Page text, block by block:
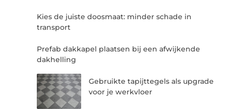
Kies de juiste doosmaat: minder schade in
transport
Prefab dakkapel plaatsen bij een afwijkende
dakhelling
Gebruikte tapijttegels als upgrade
voor je werkvloer